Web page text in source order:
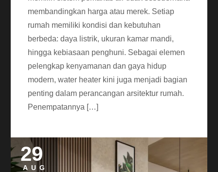
membandingkan harga atau merek. Setiap
rumah memiliki kondisi dan kebutuhan
berbeda: daya listrik, ukuran kamar mandi,
hingga kebiasaan penghuni. Sebagai elemen
pelengkap kenyamanan dan gaya hidup
modern, water heater kini juga menjadi bagian
penting dalam perancangan arsitektur rumah.
Penempatannya […]
29
AUG